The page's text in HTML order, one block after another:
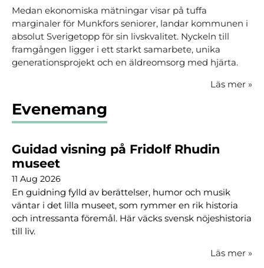
Medan ekonomiska mätningar visar på tuffa
marginaler för Munkfors seniorer, landar kommunen i
absolut Sverigetopp för sin livskvalitet. Nyckeln till
framgången ligger i ett starkt samarbete, unika
generationsprojekt och en äldreomsorg med hjärta.
Läs mer »
Evenemang
Guidad visning på Fridolf Rhudin
museet
11 Aug 2026
En guidning fylld av berättelser, humor och musik
väntar i det lilla museet, som rymmer en rik historia
och intressanta föremål. Här väcks svensk nöjeshistoria
till liv.
Läs mer »